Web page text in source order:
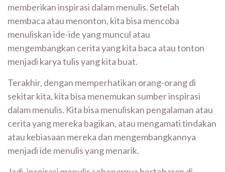
memberikan inspirasi dalam menulis. Setelah
membaca atau menonton, kita bisa mencoba
menuliskan ide-ide yang muncul atau
mengembangkan cerita yang kita baca atau tonton
menjadi karya tulis yang kita buat.
Terakhir, dengan memperhatikan orang-orang di
sekitar kita, kita bisa menemukan sumber inspirasi
dalam menulis. Kita bisa menuliskan pengalaman atau
cerita yang mereka bagikan, atau mengamati tindakan
atau kebiasaan mereka dan mengembangkannya
menjadi ide menulis yang menarik.